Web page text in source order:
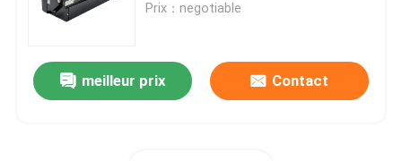
Batterie de chariot élévateur au lithium-ion de 48 volts
Prix：negotiable
meilleur prix Contact